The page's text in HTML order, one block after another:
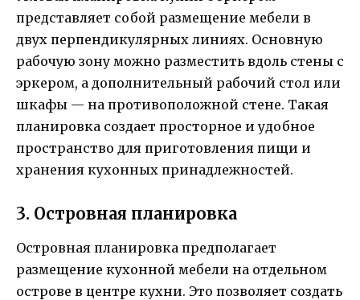
представляет собой размещение мебели в
двух перпендикулярных линиях. Основную
рабочую зону можно разместить вдоль стены с
эркером, а дополнительный рабочий стол или
шкафы — на противоположной стене. Такая
планировка создает просторное и удобное
пространство для приготовления пищи и
хранения кухонных принадлежностей.
3. Островная планировка
Островная планировка предполагает
размещение кухонной мебели на отдельном
острове в центре кухни. Это позволяет создать